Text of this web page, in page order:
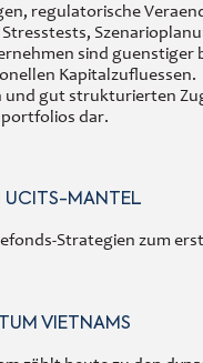
regulatorische
sind
Kapitalzufluessen.
gut strukturierten
dar.
UCITS-MANTEL
Strategien zum
VIETNAMS